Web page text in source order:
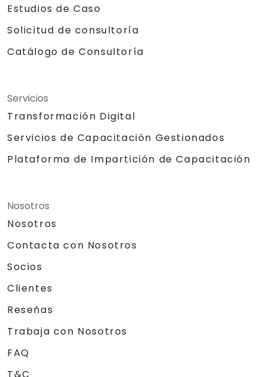
Estudios de Caso
Solicitud de consultoría
Catálogo de Consultoría
Servicios
Transformación Digital
Servicios de Capacitación Gestionados
Plataforma de Impartición de Capacitación
Nosotros
Nosotros
Contacta con Nosotros
Socios
Clientes
Reseñas
Trabaja con Nosotros
FAQ